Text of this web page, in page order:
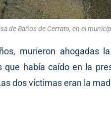
de Baños de Cerrato, en el
murieron ahogadas
había caído en la
dos víctimas eran la